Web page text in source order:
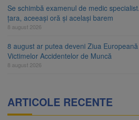
Se schimbă examenul de medic
țara, aceeași oră și același barem
8 august 2026
8 august ar putea deveni Ziua
Victimelor Accidentelor de Muncă
8 august 2026
ARTICOLE RECENTE